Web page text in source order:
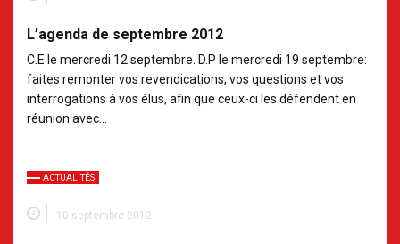
L’agenda de septembre 2012
C.E le mercredi 12 septembre. D.P le mercredi 19 septembre:
faites remonter vos revendications, vos questions et vos
interrogations à vos élus, afin que ceux-ci les défendent en
réunion avec…
ACTUALITÉS
10 septembre 2012